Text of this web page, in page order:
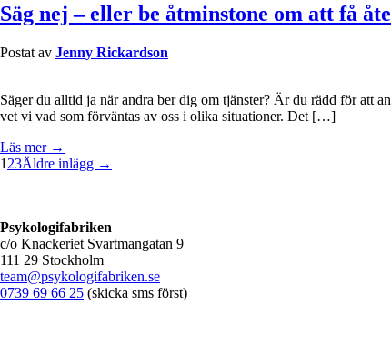
Säg nej – eller be åtminstone om att få
Postat av Jenny Rickardson
Säger du alltid ja när andra ber dig om tjänster? Är du rädd för att
vet vi vad som förväntas av oss i olika situationer. Det […]
Läs mer →
1 23Äldre inlägg →
Psykologifabriken
c/o Knackeriet Svartmangatan 9
111 29 Stockholm
team@psykologifabriken.se
0739 69 66 25 (skicka sms först)